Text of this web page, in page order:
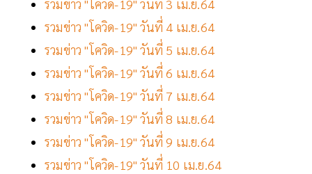
รวมข่าว "โควิด-19" วันที่ 3 เม.ย.64
รวมข่าว "โควิด-19" วันที่ 4 เม.ย.64
รวมข่าว "โควิด-19" วันที่ 5 เม.ย.64
รวมข่าว "โควิด-19" วันที่ 6 เม.ย.64
รวมข่าว "โควิด-19" วันที่ 7 เม.ย.64
รวมข่าว "โควิด-19" วันที่ 8 เม.ย.64
รวมข่าว "โควิด-19" วันที่ 9 เม.ย.64
รวมข่าว "โควิด-19" วันที่ 10 เม.ย.64